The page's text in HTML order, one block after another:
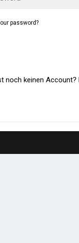
password?
noch keinen Account?